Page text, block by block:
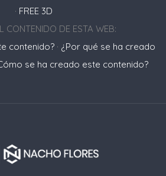
· FREE 3D
CONTENIDO DE ESTA WEB:
contenido?· ¿Por qué se ha creado
se ha creado este contenido?